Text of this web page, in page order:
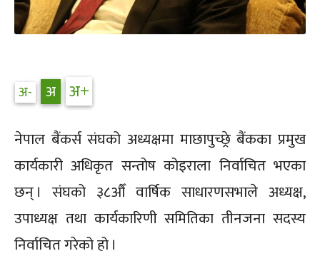
नेपाल बैंकर्स संघको अध्यक्षमा माछापुच्छ्रे बैंकका प्रमुख
कार्यकारी अधिकृत सन्तोष कोइराला निर्वाचित भएका
छन् । संघको ३८औँ वार्षिक साधारणसभाले अध्यक्ष,
उपाध्यक्ष तथा कार्यकारिणी समितिका तीनजना सदस्य
निर्वाचित गरेको हो ।